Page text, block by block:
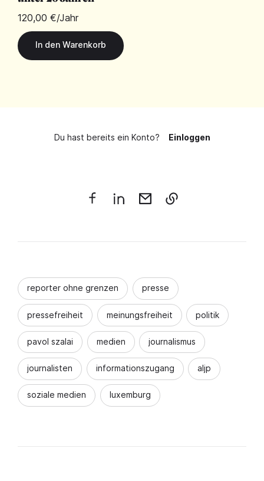
120,00 €/Jahr
Du hast bereits ein Konto? Einloggen
reporter ohne grenzen presse
pressefreiheit meinungsfreiheit politik
pavol szalai medien journalismus
journalisten informationszugang aljp
soziale medien luxemburg